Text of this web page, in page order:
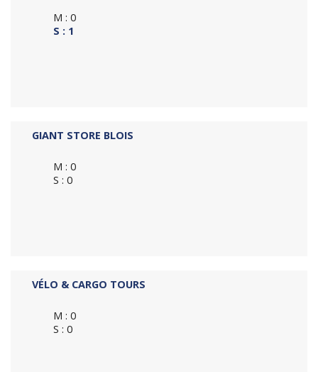
M : 0
S : 1
GIANT STORE BLOIS
M : 0
S : 0
VÉLO & CARGO TOURS
M : 0
S : 0